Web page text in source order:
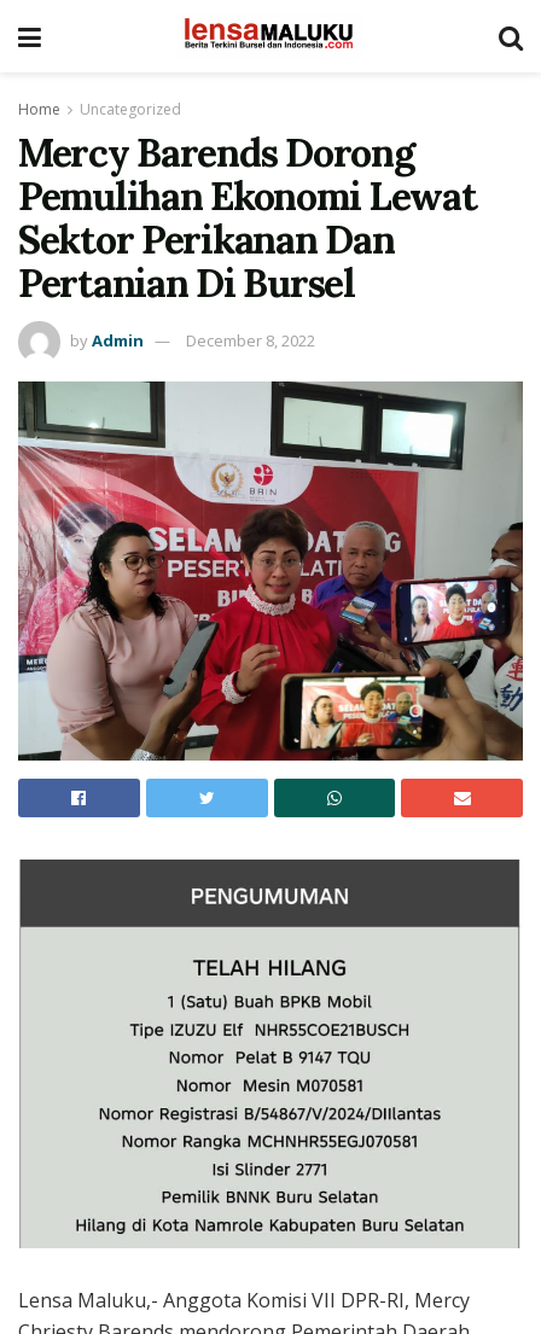
Home Uncategorized
Mercy Barends Dorong
Pemulihan Ekonomi Lewat
Sektor Perikanan Dan
Pertanian Di Bursel
byAdmin December 8, 2022
Lensa Maluku,- Anggota Komisi VII DPR-RI, Mercy